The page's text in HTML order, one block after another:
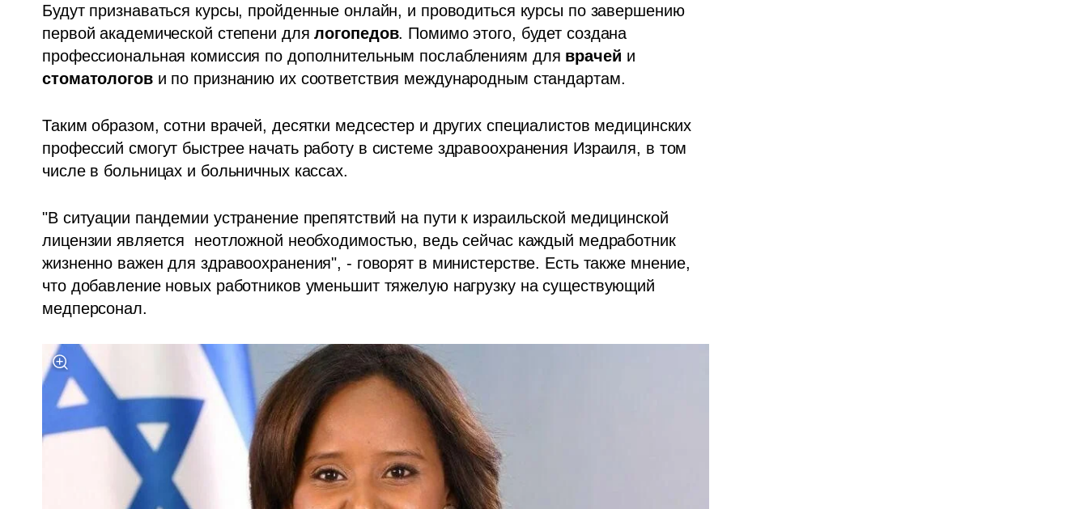
Будут признаваться курсы, пройденные онлайн, и проводиться курсы по завершению
первой академической степени для логопедов. Помимо этого, будет создана
профессиональная комиссия по дополнительным послаблениям для врачей
стоматологов и по признанию их соответствия международным стандартам.
Таким образом, сотни врачей, десятки медсестер и других специалистов медицинских
профессий смогут быстрее начать работу в системе здравоохранения Израиля, в том
числе в больницах и больничных кассах.
"В ситуации пандемии устранение препятствий на пути к израильской медицинской
лицензии является  неотложной необходимостью, ведь сейчас каждый медработник
жизненно важен для здравоохранения", - говорят в министерстве. Есть также мнение,
что добавление новых работников уменьшит тяжелую нагрузку на существующий
медперсонал.